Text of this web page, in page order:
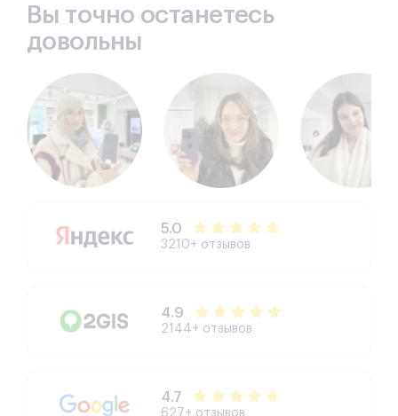
Вы точно останетесь
довольны
5.0
3210+ отзывов
4.9
2144+ отзывов
4.7